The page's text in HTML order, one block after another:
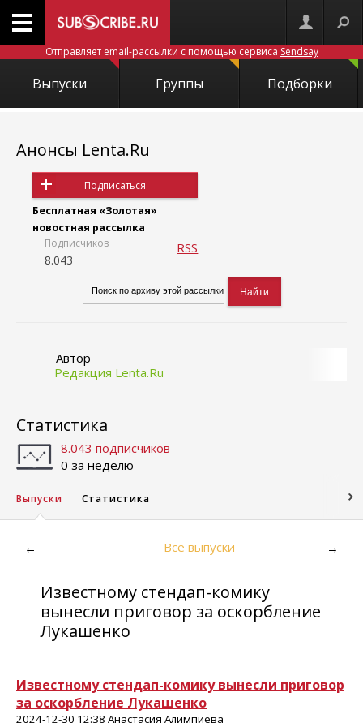
Отправляет email-рассылки с помощью сервиса Sendsay
Выпуски Группы Подборки
Анонсы Lenta.Ru
Подписаться
Бесплатная «Золотая»
новостная рассылка
Подписчиков
8.043
RSS
Автор
Редакция Lenta.Ru
Статистика
8.043 подписчиков
0 за неделю
Выпуски Статистика
← Все выпуски →
Известному стендап-комику
вынесли приговор за оскорбление
Лукашенко
Известному стендап-комику вынесли приговор
за оскорбление Лукашенко
2024-12-30 12:38 Анастасия Алимпиева